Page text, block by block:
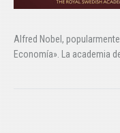
Alfred Nobel,
Economía». La academia